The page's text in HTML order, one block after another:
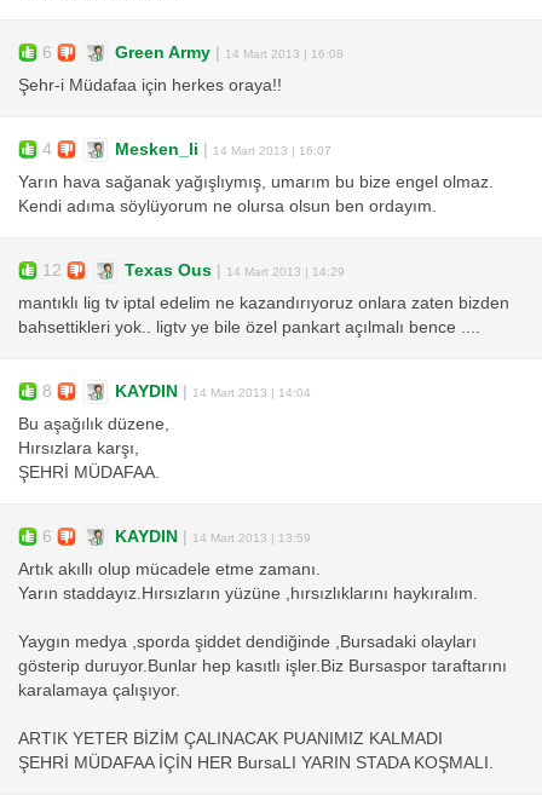
6 Green Army 14 Mart 2013 | 16:08
Şehr-i Müdafaa için herkes oraya!!
4 Mesken_li 14 Mart 2013 | 16:07
Yarın hava sağanak yağışlıymış, umarım bu bize engel olmaz.
Kendi adıma söylüyorum ne olursa olsun ben ordayım.
12 Texas Ous 14 Mart 2013 | 14:29
mantıklı lig tv iptal edelim ne kazandırıyoruz onlara zaten bizden
bahsettikleri yok.. ligtv ye bile özel pankart açılmalı bence ....
8 KAYDIN 14 Mart 2013 | 14:04
Bu aşağılık düzene,
Hırsızlara karşı,
ŞEHRİ MÜDAFAA.
6 KAYDIN 14 Mart 2013 | 13:59
Artık akıllı olup mücadele etme zamanı.
Yarın staddayız.Hırsızların yüzüne ,hırsızlıklarını haykıralım.
Yaygın medya ,sporda şiddet dendiğinde ,Bursadaki olayları
gösterip duruyor.Bunlar hep kasıtlı işler.Biz Bursaspor taraftarını
karalamaya çalışıyor.
ARTIK YETER BİZİM ÇALINACAK PUANIMIZ KALMADI
ŞEHRİ MÜDAFAA İÇİN HER BursaLI YARIN STADA KOŞMALI.